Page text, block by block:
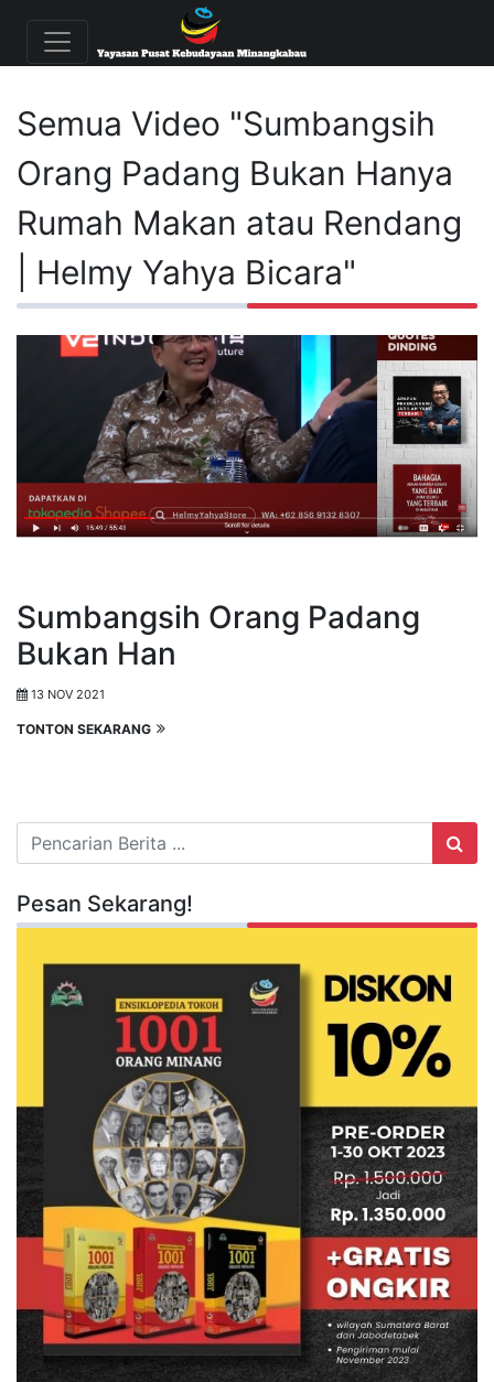
Semua Video "Sumbangsih
Orang Padang Bukan Hanya
Rumah Makan atau Rendang
| Helmy Yahya Bicara"
Sumbangsih Orang Padang
Bukan Han
13 NOV 2021
TONTON SEKARANG
Pesan Sekarang!